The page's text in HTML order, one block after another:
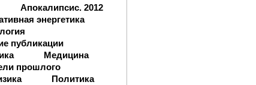
Апокалипсис. 2012
энергетика
публикации
Медицина
прошлого
Политика